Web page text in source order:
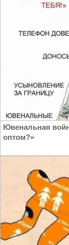
Ювенальная
оптом?»